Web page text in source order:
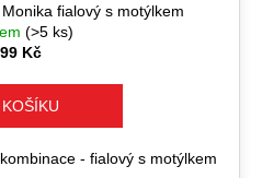
fialový s motýlkem
(>5 ks)
Kč
- fialový s motýlkem